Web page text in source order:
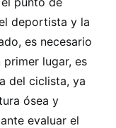
deportista y la
es necesario
lugar, es
del ciclista, ya
ósea y
evaluar el